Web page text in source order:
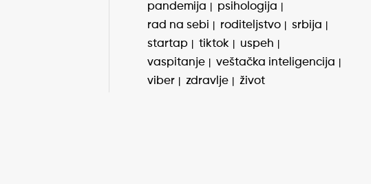
pandemija
psihologija
rad na sebi
roditeljstvo
srbija
startap
tiktok
uspeh
vaspitanje
veštačka inteligencija
viber
zdravlje život